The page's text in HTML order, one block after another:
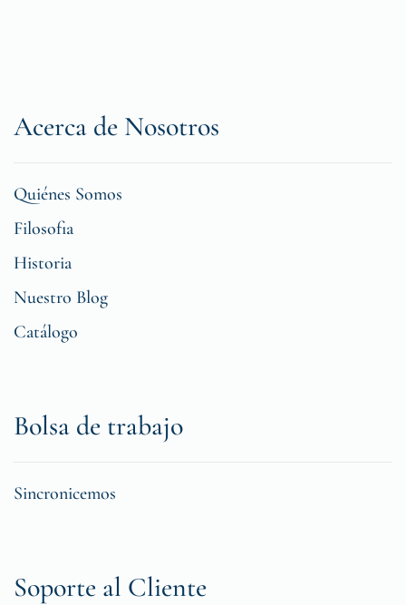
Acerca de Nosotros
Quiénes Somos
Filosofia
Historia
Nuestro Blog
Catálogo
Bolsa de trabajo
Sincronicemos
Soporte al Cliente